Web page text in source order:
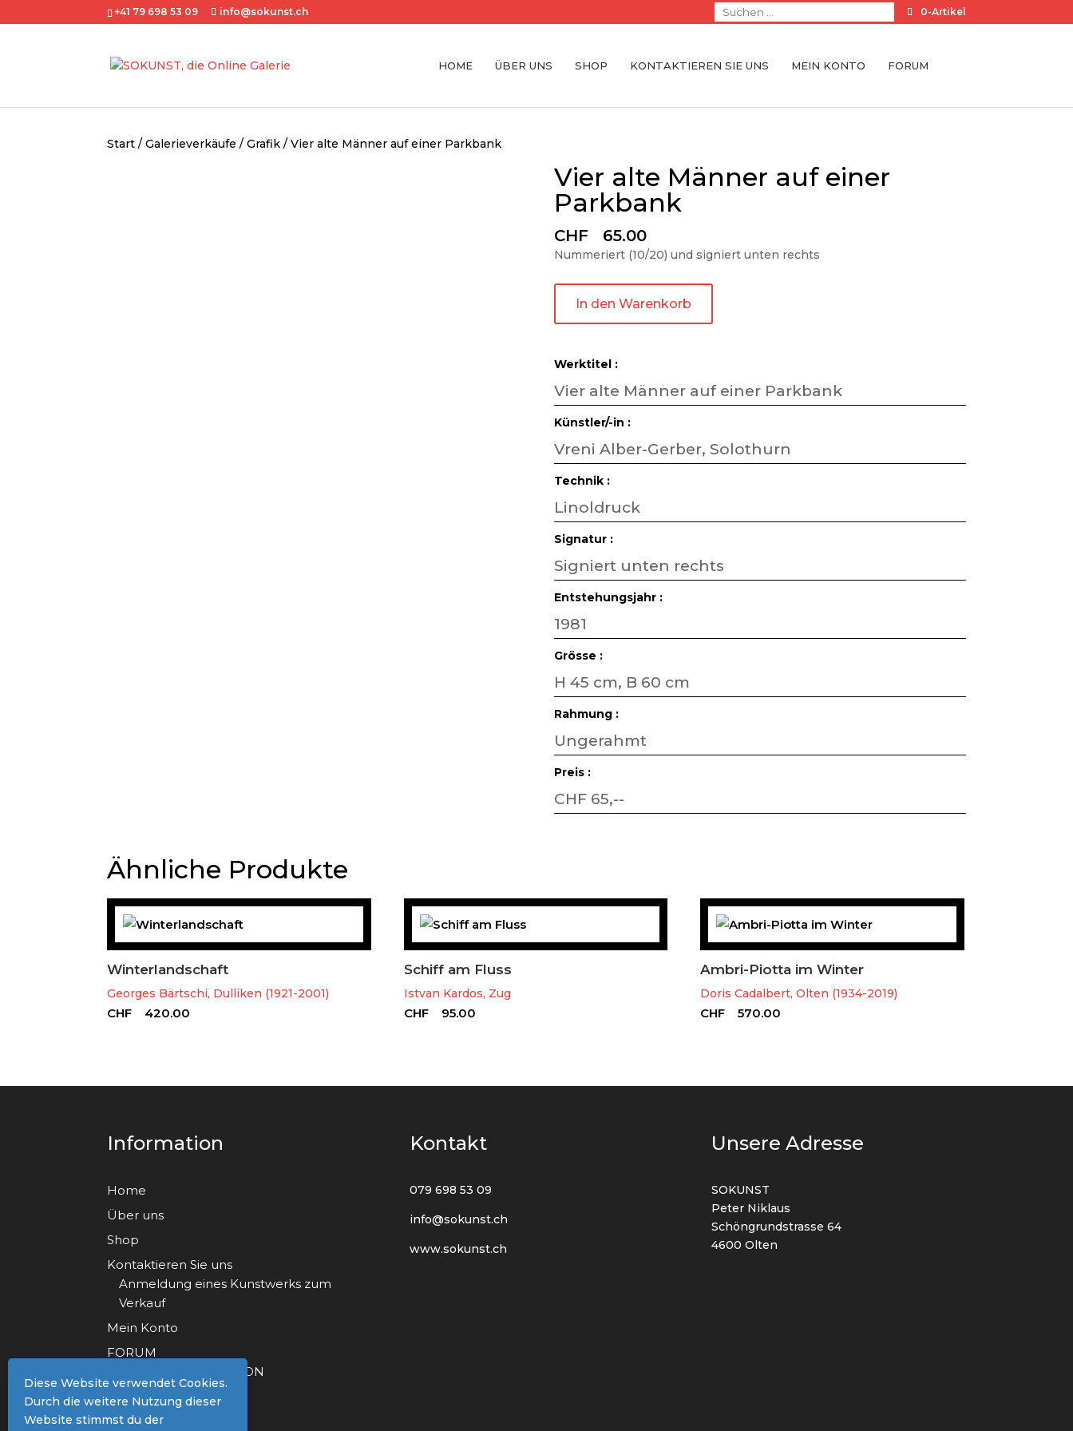
+41 79 698 53 09 info@sokunst.ch 0-Artikel
HOME ÜBER UNS SHOP KONTAKTIEREN SIE UNS MEIN KONTO FORUM
Start /Galerieverkäufe /Grafik / Vier alte Männer auf einer Parkbank
Vier alte Männer auf einer
Parkbank
CHF 65.00
Nummeriert (10/20) und signiert unten rechts
In den Warenkorb
Werktitel :
Vier alte Männer auf einer Parkbank
Künstler/-in :
Vreni Alber-Gerber, Solothurn
Technik :
Linoldruck
Signatur :
Signiert unten rechts
Entstehungsjahr :
1981
Grösse :
H 45 cm, B 60 cm
Rahmung :
Ungerahmt
Preis :
CHF 65,--
Ähnliche Produkte
Winterlandschaft
Georges Bärtschi, Dulliken (1921-2001)
CHF 420.00
Schiff am Fluss
Istvan Kardos, Zug
CHF 95.00
Ambri-Piotta im Winter
Doris Cadalbert, Olten (1934-2019)
CHF 570.00
Information
Home
Über uns
Shop
Kontaktieren Sie uns
Anmeldung eines Kunstwerks zum
Verkauf
Mein Konto
FORUM
FORUM REGISTRATION
Kontakt
079 698 53 09
info@sokunst.ch
www.sokunst.ch
Unsere Adresse
SOKUNST
Peter Niklaus
Schöngrundstrasse 64
4600 Olten
Diese Website verwendet Cookies.
Durch die weitere Nutzung dieser
Website stimmst du der